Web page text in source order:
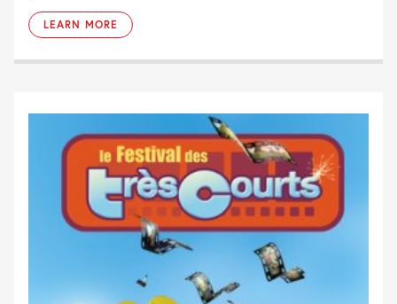
LEARN MORE